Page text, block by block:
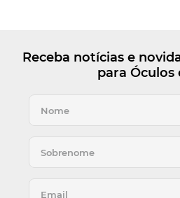
Receba notícias e
para Óculos